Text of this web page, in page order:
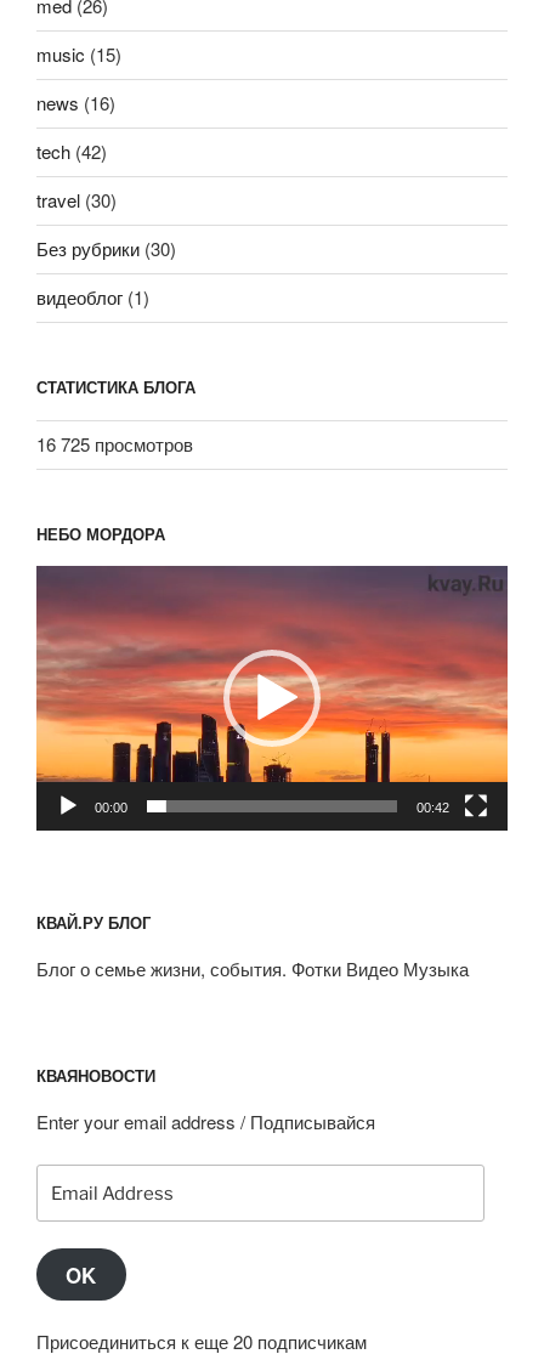
med (26)
music (15)
news (16)
tech (42)
travel (30)
Без рубрики (30)
видеоблог (1)
СТАТИСТИКА БЛОГА
16 725 просмотров
НЕБО МОРДОРА
00:00 00:42
КВАЙ.РУ БЛОГ
Блог о семье жизни, события. Фотки Видео Музыка
КВАЯНОВОСТИ
Enter your email address / Подписывайся
Address
OK
Присоединиться к еще 20 подписчикам